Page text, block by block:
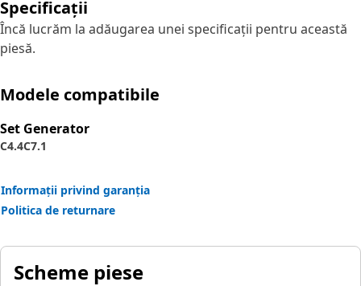
Specificații
Încă lucrăm la adăugarea unei specificații pentru această
piesă.
Modele compatibile
Set Generator
C4.4C7.1
Informații privind garanția
Politica de returnare
Scheme piese